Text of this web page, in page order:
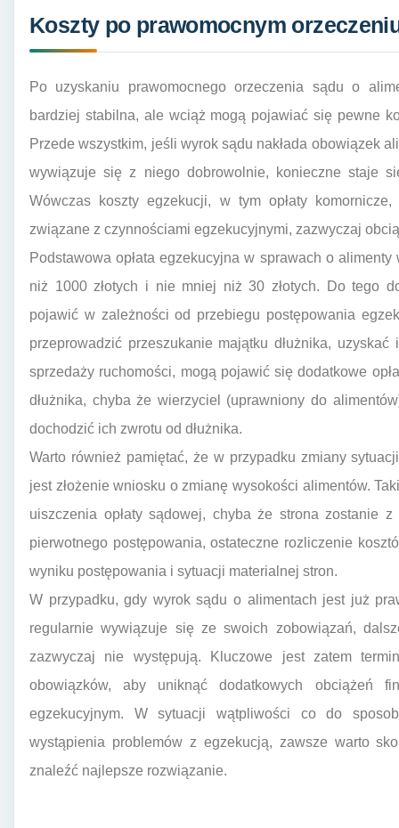
Koszty po prawomocnym
Po uzyskaniu prawomocnego orzeczenia sądu o
bardziej stabilna, ale wciąż mogą pojawiać się pewne
Przede wszystkim, jeśli wyrok sądu nakłada obowiązek
wywiązuje się z niego dobrowolnie, konieczne staje
Wówczas koszty egzekucji, w tym opłaty
związane z czynnościami egzekucyjnymi, zazwyczaj
Podstawowa opłata egzekucyjna w sprawach o
niż 1000 złotych i nie mniej niż 30 złotych. Do tego
pojawić w zależności od przebiegu postępowania
przeprowadzić przeszukanie majątku dłużnika,
sprzedaży ruchomości, mogą pojawić się dodatkowe
dłużnika, chyba że wierzyciel (uprawniony do
dochodzić ich zwrotu od dłużnika.
Warto również pamiętać, że w przypadku zmiany
jest złożenie wniosku o zmianę wysokości alimentów.
uiszczenia opłaty sądowej, chyba że strona zostanie
pierwotnego postępowania, ostateczne rozliczenie
wyniku postępowania i sytuacji materialnej stron.
W przypadku, gdy wyrok sądu o alimentach jest już
regularnie wywiązuje się ze swoich zobowiązań,
zazwyczaj nie występują. Kluczowe jest zatem
obowiązków, aby uniknąć dodatkowych obciążeń
egzekucyjnym. W sytuacji wątpliwości co do
wystąpienia problemów z egzekucją, zawsze warto
znaleźć najlepsze rozwiązanie.